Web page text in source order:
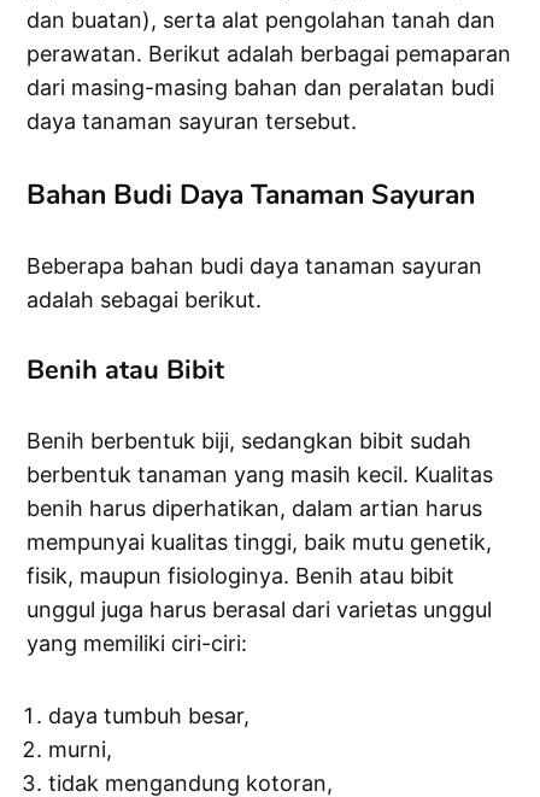
dan buatan), serta alat pengolahan tanah dan
perawatan. Berikut adalah berbagai pemaparan
dari masing-masing bahan dan peralatan budi
daya tanaman sayuran tersebut.
Bahan Budi Daya Tanaman Sayuran
Beberapa bahan budi daya tanaman sayuran
adalah sebagai berikut.
Benih atau Bibit
Benih berbentuk biji, sedangkan bibit sudah
berbentuk tanaman yang masih kecil. Kualitas
benih harus diperhatikan, dalam artian harus
mempunyai kualitas tinggi, baik mutu genetik,
fisik, maupun fisiologinya. Benih atau bibit
unggul juga harus berasal dari varietas unggul
yang memiliki ciri-ciri:
daya tumbuh besar,
murni,
tidak mengandung kotoran,